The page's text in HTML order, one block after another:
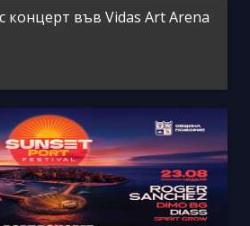
концерт във Vidas Art Arena